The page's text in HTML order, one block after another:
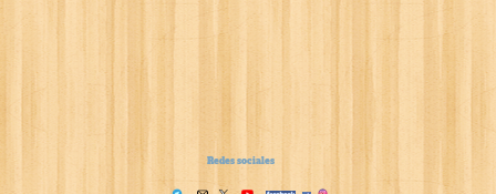
Redes sociales